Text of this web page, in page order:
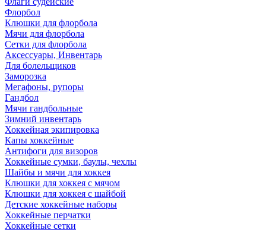
Флорбол
Клюшки для флорбола
Мячи для флорбола
Сетки для флорбола
Аксессуары, Инвентарь
Для болельщиков
Заморозка
Мегафоны, рупоры
Гандбол
Мячи гандбольные
Зимний инвентарь
Хоккейная экипировка
Капы хоккейные
Антифоги для визоров
Хоккейные сумки, баулы, чехлы
Шайбы и мячи для хоккея
Клюшки для хоккея с мячом
Клюшки для хоккея с шайбой
Детские хоккейные наборы
Хоккейные перчатки
Хоккейные сетки